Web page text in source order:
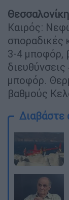
Θεσσαλονίκη
Καιρός:
σποραδικές
3-4 μποφόρ,
μποφόρ.
βαθμούς
Διαβάστε